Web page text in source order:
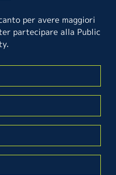
per avere maggiori
partecipare alla Public